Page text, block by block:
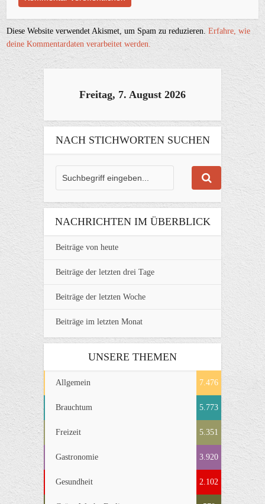
Diese Website verwendet Akismet, um Spam zu reduzieren.Erfahre, wie
deine Kommentardaten verarbeitet werden.
Freitag, 7. August 2026
NACH STICHWORTEN SUCHEN
NACHRICHTEN IM ÜBERBLICK
Beiträge von heute
Beiträge der letzten drei Tage
Beiträge der letzten Woche
Beiträge im letzten Monat
UNSERE THEMEN
Allgemein 7.476
Brauchtum 5.773
Freizeit 5.351
Gastronomie 3.920
Gesundheit 2.102